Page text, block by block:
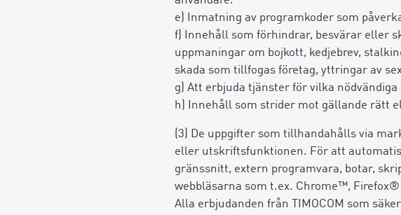
e) Inmatning av programkoder som
f) Innehåll som förhindrar, besvärar eller
uppmaningar om bojkott, kedjebrev,
skada som tillfogas företag, yttringar av
g) Att erbjuda tjänster för vilka
h) Innehåll som strider mot gällande rätt
(3) De uppgifter som tillhandahålls via
eller utskriftsfunktionen. För att
gränssnitt, extern programvara, botar,
webbläsarna som t.ex. Chrome™,
Alla erbjudanden från TIMOCOM som